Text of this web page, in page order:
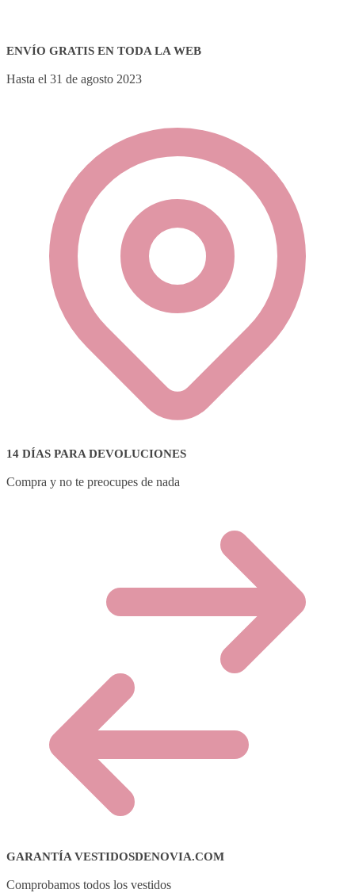
ENVÍO GRATIS EN TODA LA WEB
Hasta el 31 de agosto 2023
14 DÍAS PARA DEVOLUCIONES
Compra y no te preocupes de nada
GARANTÍA VESTIDOSDENOVIA.COM
Comprobamos todos los vestidos